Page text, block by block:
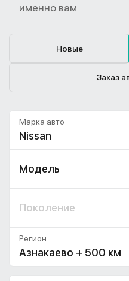
именно вам
Новые
Заказ
Nissan
Марка авто
Модель
Поколение
Азнакаево + 500 км
Регион